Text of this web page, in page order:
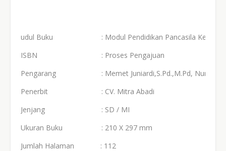
udul Buku : Modul Pendidikan Pancasila Kelas 4
ISBN
: Proses Pengajuan
Pengarang
: Memet Juniardi,S.Pd.,M.Pd, Nur Suci
Penerbit
: CV. Mitra Abadi
Jenjang
: SD / MI
Ukuran Buku
: 210 X 297 mm
Jumlah Halaman : 112